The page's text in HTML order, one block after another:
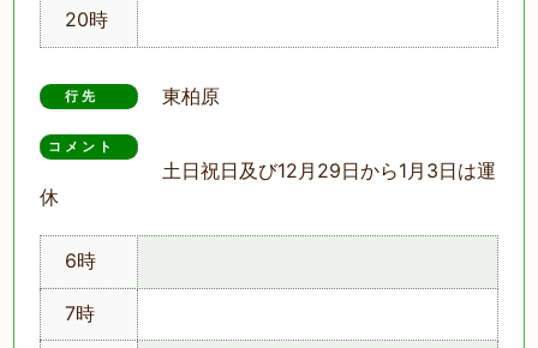
20時
行先 東柏原
コメント
土日祝日及び12月29日から1月3日は運
休
6時
7時